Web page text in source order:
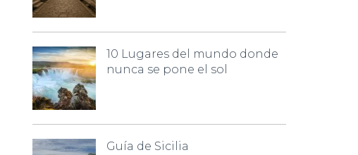
10 Lugares del mundo donde
nunca se pone el sol
Guía de Sicilia